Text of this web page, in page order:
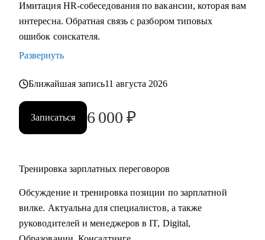
Имитация HR-собеседования по вакансии, которая вам
интересна. Обратная связь с разбором типовых
ошибок соискателя.
Развернуть
Ближайшая запись11 августа 2026
Записаться 6 000 ₽
Тренировка зарплатных переговоров
Обсуждение и тренировка позиции по зарплатной
вилке. Актуальна для специалистов, а также
руководителей и менеджеров в IT, Digital,